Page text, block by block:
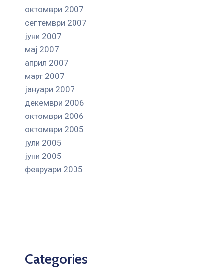
октомври 2007
септември 2007
јуни 2007
мај 2007
април 2007
март 2007
јануари 2007
декември 2006
октомври 2006
октомври 2005
јули 2005
јуни 2005
февруари 2005
Categories